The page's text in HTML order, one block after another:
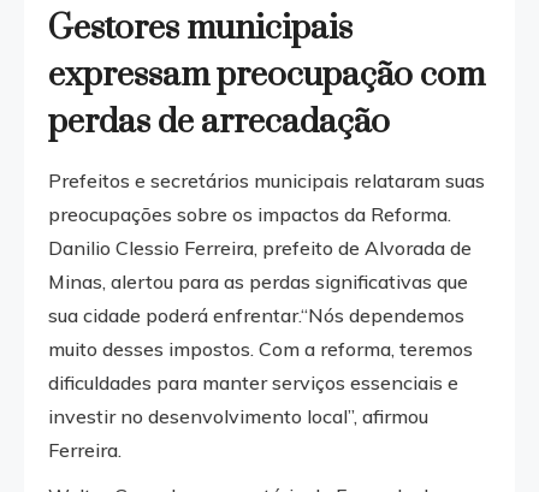
Gestores municipais
expressam preocupação com
perdas de arrecadação
Prefeitos e secretários municipais relataram suas
preocupações sobre os impactos da Reforma.
Danilio Clessio Ferreira, prefeito de Alvorada de
Minas, alertou para as perdas significativas que
sua cidade poderá enfrentar.“Nós dependemos
muito desses impostos. Com a reforma, teremos
dificuldades para manter serviços essenciais e
investir no desenvolvimento local”, afirmou
Ferreira.